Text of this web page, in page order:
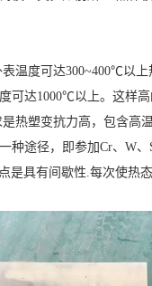
温度可达300~400℃以
可达1000℃以上。这样
热塑变抗力高，包含高
途径，即参加Cr、W
是具有间歇性.每次使热